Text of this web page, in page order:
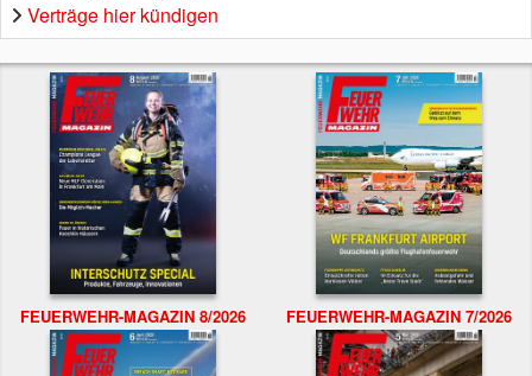
Verträge hier kündigen
FEUERWEHR-MAGAZIN 8/2026 FEUERWEHR-MAGAZIN 7/2026